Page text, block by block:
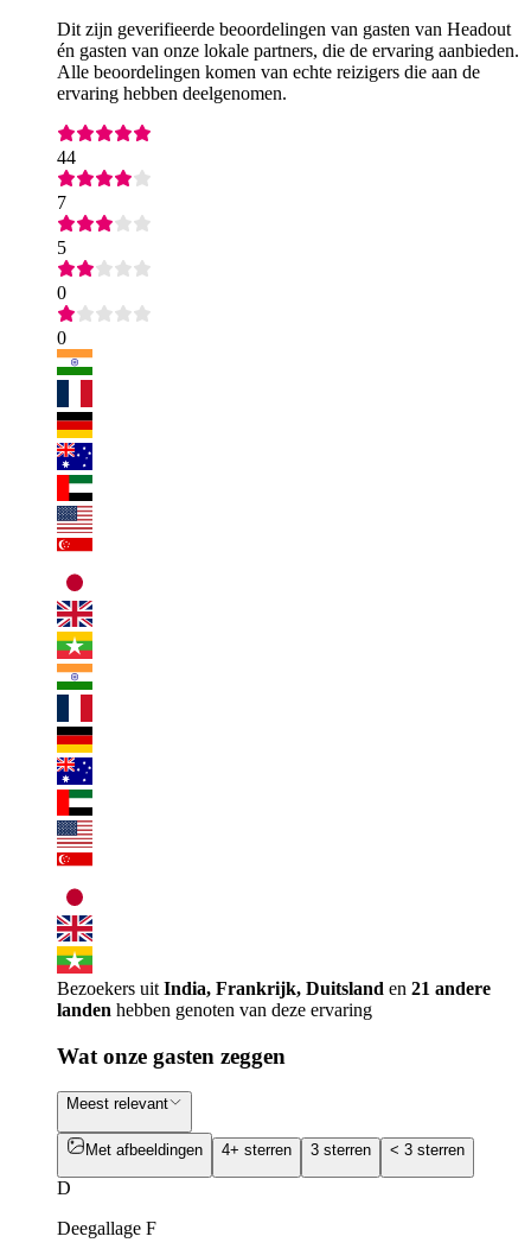
Dit zijn geverifieerde beoordelingen van gasten van Headout
én gasten van onze lokale partners, die de ervaring aanbieden.
Alle beoordelingen komen van echte reizigers die aan de
ervaring hebben deelgenomen.
44
7
5
0
0
Bezoekers uit India, Frankrijk, Duitsland en 21 andere
landen hebben genoten van deze ervaring
Wat onze gasten zeggen
Meest relevant
Met afbeeldingen 4+ sterren 3 sterren < 3 sterren
D
Deegallage F